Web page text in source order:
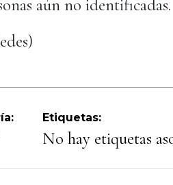
aún no identificadas.
Etiquetas:
No hay etiquetas